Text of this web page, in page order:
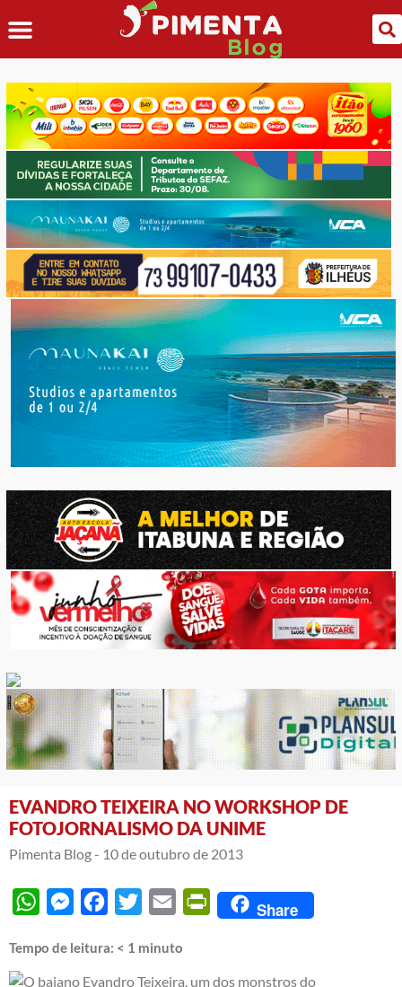
EVANDRO TEIXEIRA NO WORKSHOP DE
FOTOJORNALISMO DA UNIME
Pimenta Blog - 10 de outubro de 2013
WhatsAppMessengerFacebook
Twitter Email PrintFriendly
Share
Tempo de leitura: < 1 minuto